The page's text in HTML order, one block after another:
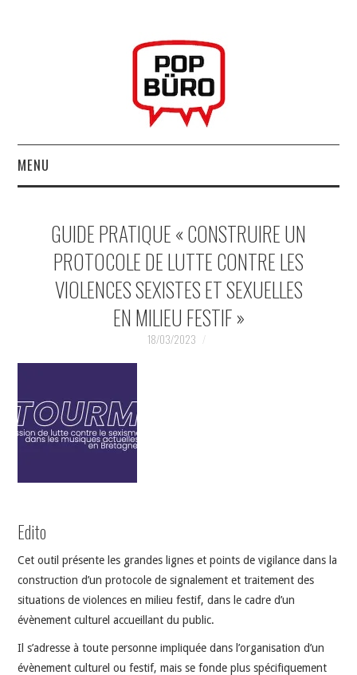
MENU
MUSIQUESACTUELLES.NET
GABBA GABBA HEY !
INDÉPENDANTS
DOKO
GUIDE PRATIQUE « CONSTRUIRE UN
PROTOCOLE DE LUTTE CONTRE LES
VIOLENCES SEXISTES ET SEXUELLES
EN MILIEU FESTIF »
18/03/2023
Edito
Cet outil présente les grandes lignes et points de vigilance dans la
construction d’un protocole de signalement et traitement des
situations de violences en milieu festif, dans le cadre d’un
évènement culturel accueillant du public.
Il s’adresse à toute personne impliquée dans l’organisation d’un
évènement culturel ou festif, mais se fonde plus spécifiquement